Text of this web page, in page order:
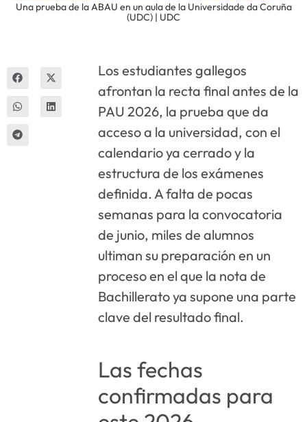
Una prueba de la ABAU en un aula de la Universidade da Coruña
(UDC) | UDC
Los estudiantes gallegos
afrontan la recta final antes de la
PAU 2026, la prueba que da
acceso a la universidad, con el
calendario ya cerrado y la
estructura de los exámenes
definida. A falta de pocas
semanas para la convocatoria
de junio, miles de alumnos
ultiman su preparación en un
proceso en el que la nota de
Bachillerato ya supone una parte
clave del resultado final.
Las fechas
confirmadas para